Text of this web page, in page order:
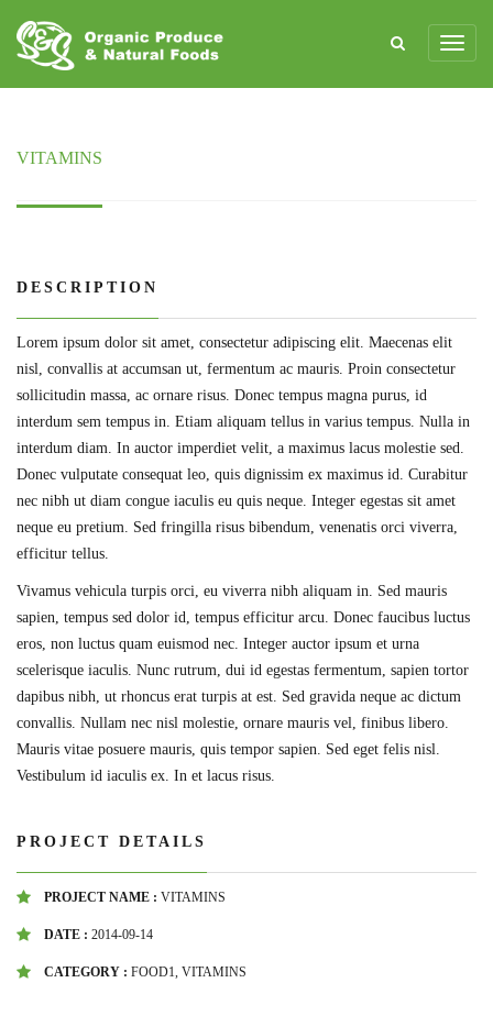
VITAMINS
DESCRIPTION
Lorem ipsum dolor sit amet, consectetur adipiscing elit. Maecenas elit
nisl, convallis at accumsan ut, fermentum ac mauris. Proin consectetur
sollicitudin massa, ac ornare risus. Donec tempus magna purus, id
interdum sem tempus in. Etiam aliquam tellus in varius tempus. Nulla in
interdum diam. In auctor imperdiet velit, a maximus lacus molestie sed.
Donec vulputate consequat leo, quis dignissim ex maximus id. Curabitur
nec nibh ut diam congue iaculis eu quis neque. Integer egestas sit amet
neque eu pretium. Sed fringilla risus bibendum, venenatis orci viverra,
efficitur tellus.
Vivamus vehicula turpis orci, eu viverra nibh aliquam in. Sed mauris
sapien, tempus sed dolor id, tempus efficitur arcu. Donec faucibus luctus
eros, non luctus quam euismod nec. Integer auctor ipsum et urna
scelerisque iaculis. Nunc rutrum, dui id egestas fermentum, sapien tortor
dapibus nibh, ut rhoncus erat turpis at est. Sed gravida neque ac dictum
convallis. Nullam nec nisl molestie, ornare mauris vel, finibus libero.
Mauris vitae posuere mauris, quis tempor sapien. Sed eget felis nisl.
Vestibulum id iaculis ex. In et lacus risus.
PROJECT DETAILS
PROJECT NAME : VITAMINS
DATE : 2014-09-14
CATEGORY : FOOD1, VITAMINS